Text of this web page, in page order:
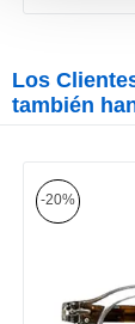
Los
también
-20%